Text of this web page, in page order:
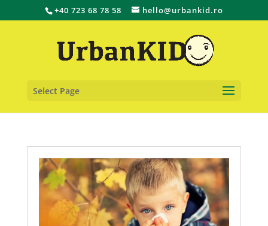
+40 723 68 78 58 hello@urbankid.ro
Select Page